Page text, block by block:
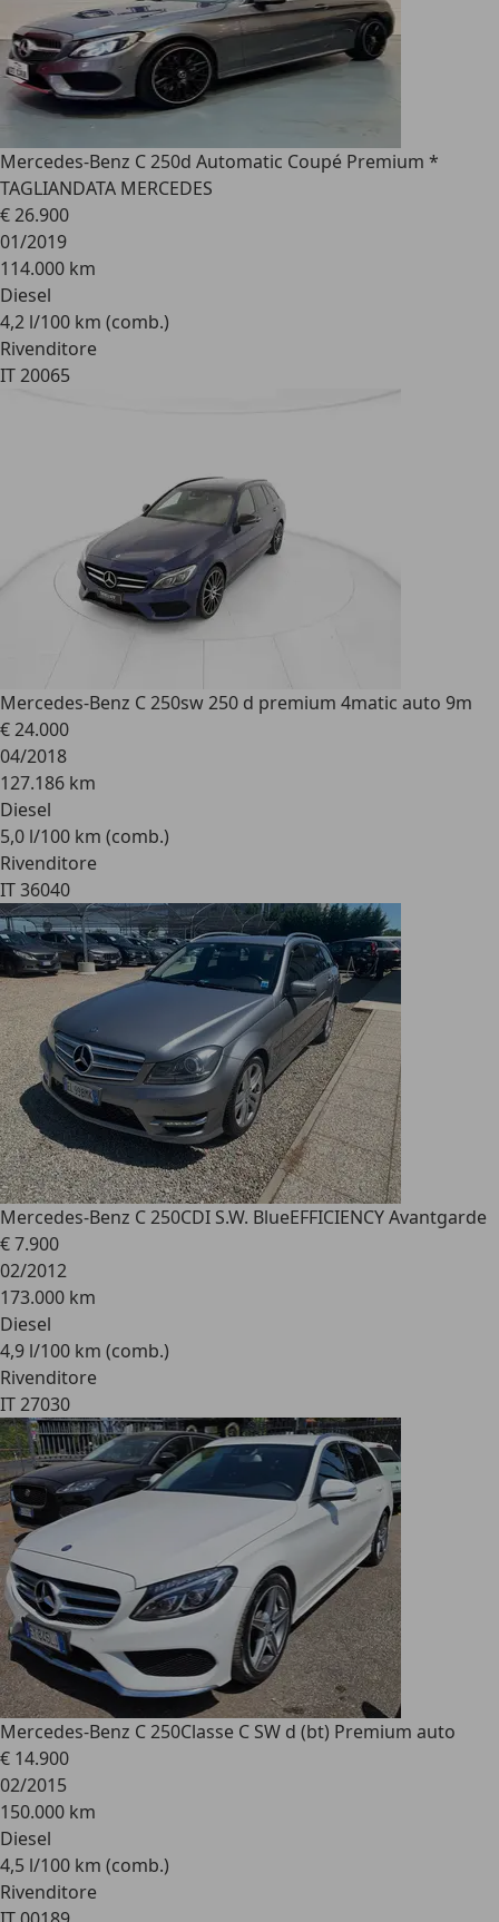
Mercedes-Benz C 250d Automatic Coupé Premium *
TAGLIANDATA MERCEDES
€ 26.900
01/2019
114.000 km
Diesel
4,2 l/100 km (comb.)
Rivenditore
IT 20065
Mercedes-Benz C 250sw 250 d premium 4matic auto 9m
€ 24.000
04/2018
127.186 km
Diesel
5,0 l/100 km (comb.)
Rivenditore
IT 36040
Mercedes-Benz C 250CDI S.W. BlueEFFICIENCY Avantgarde
€ 7.900
02/2012
173.000 km
Diesel
4,9 l/100 km (comb.)
Rivenditore
IT 27030
Mercedes-Benz C 250Classe C SW d (bt) Premium auto
€ 14.900
02/2015
150.000 km
Diesel
4,5 l/100 km (comb.)
Rivenditore